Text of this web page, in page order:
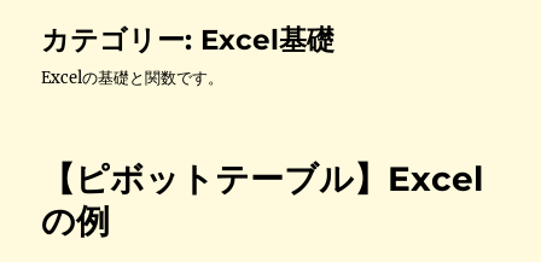
カテゴリー: Excel基礎
Excelの基礎と関数です。
【ピボットテーブル】Excel
の例